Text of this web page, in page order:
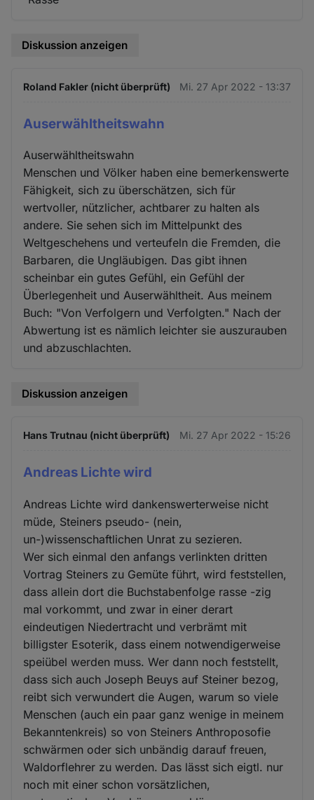
Diskussion anzeigen
Roland Fakler (nicht überprüft) Mi. 27 Apr 2022 - 13:37
Auserwähltheitswahn
Auserwähltheitswahn
Menschen und Völker haben eine bemerkenswerte
Fähigkeit, sich zu überschätzen, sich für
wertvoller, nützlicher, achtbarer zu halten als
andere. Sie sehen sich im Mittelpunkt des
Weltgeschehens und verteufeln die Fremden, die
Barbaren, die Ungläubigen. Das gibt ihnen
scheinbar ein gutes Gefühl, ein Gefühl der
Überlegenheit und Auserwähltheit. Aus meinem
Buch: "Von Verfolgern und Verfolgten." Nach der
Abwertung ist es nämlich leichter sie auszurauben
und abzuschlachten.
Diskussion anzeigen
Hans Trutnau (nicht überprüft) Mi. 27 Apr 2022 - 15:26
Andreas Lichte wird
Andreas Lichte wird dankenswerterweise nicht
müde, Steiners pseudo- (nein,
un-)wissenschaftlichen Unrat zu sezieren.
Wer sich einmal den anfangs verlinkten dritten
Vortrag Steiners zu Gemüte führt, wird feststellen,
dass allein dort die Buchstabenfolge rasse -zig
mal vorkommt, und zwar in einer derart
eindeutigen Niedertracht und verbrämt mit
billigster Esoterik, dass einem notwendigerweise
speiübel werden muss. Wer dann noch feststellt,
dass sich auch Joseph Beuys auf Steiner bezog,
reibt sich verwundert die Augen, warum so viele
Menschen (auch ein paar ganz wenige in meinem
Bekanntenkreis) so von Steiners Anthroposofie
schwärmen oder sich unbändig darauf freuen,
Waldorflehrer zu werden. Das lässt sich eigtl. nur
noch mit einer schon vorsätzlichen,